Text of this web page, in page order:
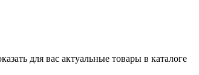
для вас актуальные товары в каталоге